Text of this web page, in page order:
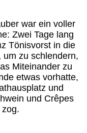
war ein voller
Zwei Tage lang
Tönisvorst in die
zu schlendern,
Miteinander zu
etwas vorhatte,
und
und Crêpes